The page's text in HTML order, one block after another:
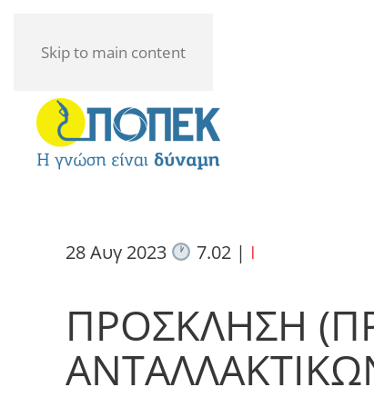
Skip to main content
28 Αυγ 2023 7.02| I
ΠΡΟΣΚΛΗΣΗ